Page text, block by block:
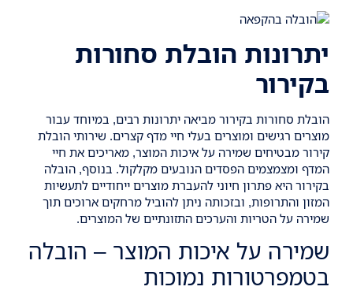
יתרונות הובלת סחורות
בקירור
הובלת סחורות בקירור מביאה יתרונות רבים, במיוחד עבור
מוצרים רגישים ומוצרים בעלי חיי מדף קצרים. שירותי הובלת
קירור מבטיחים שמירה על איכות המוצר, מאריכים את חיי
המדף ומצמצמים הפסדים הנובעים מקלקול. בנוסף, הובלה
בקירור היא פתרון חיוני להעברת מוצרים ייחודיים לתעשיות
המזון והתרופות, ובזכותה ניתן להוביל מרחקים ארוכים תוך
שמירה על הטריות והערכים התזונתיים של המוצרים.
שמירה על איכות המוצר – הובלה
בטמפרטורות נמוכות